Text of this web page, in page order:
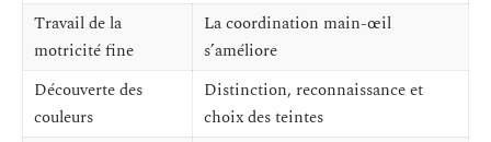
Travail de la
motricité fine
La coordination main-œil
s’améliore
Découverte des
couleurs
Distinction, reconnaissance et
choix des teintes